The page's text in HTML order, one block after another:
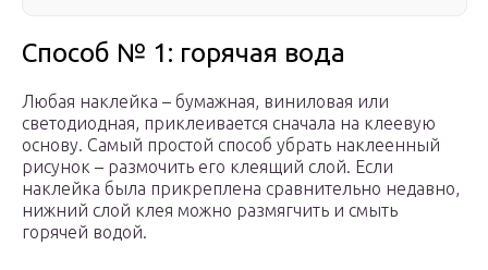
Способ № 1: горячая вода
Любая наклейка – бумажная, виниловая или
светодиодная, приклеивается сначала на клеевую
основу. Самый простой способ убрать наклеенный
рисунок – размочить его клеящий слой. Если
наклейка была прикреплена сравнительно недавно,
нижний слой клея можно размягчить и смыть
горячей водой.